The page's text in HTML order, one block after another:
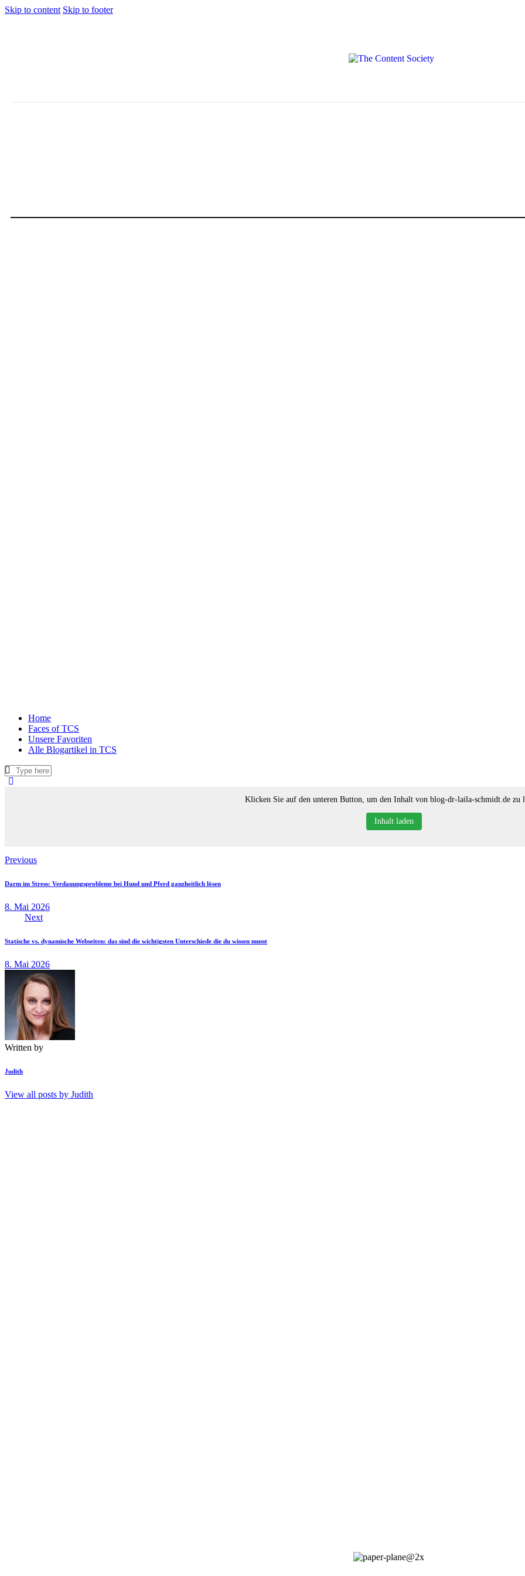
Skip to content Skip to footer
Home
Faces of TCS
Unsere Favoriten
Alle Blogartikel in TCS
Klicken Sie auf den unteren Button, um den Inhalt von blog-dr-laila-schmidt.de zu
Inhalt laden
Previous
Darm im Stress: Verdauungsprobleme bei Hund und Pferd ganzheitlich lösen
8. Mai 2026
Next
Statische vs. dynamische Webseiten: das sind die wichtigsten Unterschiede die du wissen musst
8. Mai 2026
Written by
Judith
View all posts by Judith